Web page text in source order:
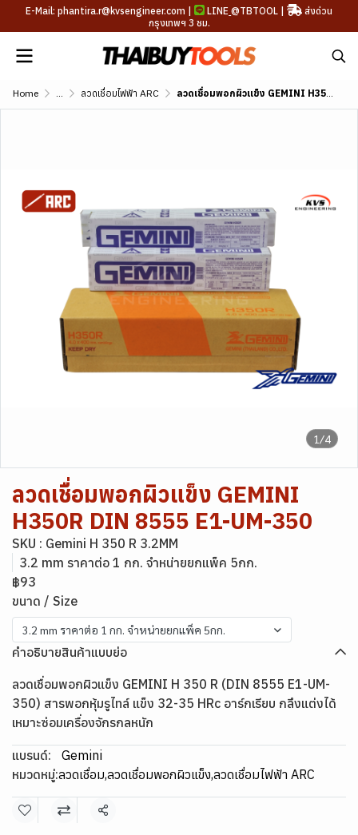
E-Mail: phantira.r@kvsengineer.com | LINE @TBTOOL |
ส่งด่วน
กรุงเทพฯ 3 ชม.
Home ... ลวดเชื่อมไฟฟ้า ARC ลวดเชื่อมพอกผิวแข็ง GEMINI H350R DIN 8555 E1-UM-350
1/4
ลวดเชื่อมพอกผิวแข็ง GEMINI
H350R DIN 8555 E1-UM-350
SKU : Gemini H 350 R 3.2MM
3.2 mm ราคาต่อ 1 กก. จำหน่ายยกแพ็ค 5กก.
฿93
ขนาด / Size
3.2 mm ราคาต่อ 1 กก. จำหน่ายยกแพ็ค 5กก.
คำอธิบายสินค้าแบบย่อ
ลวดเชื่อมพอกผิวแข็ง GEMINI H 350 R (DIN 8555 E1-UM-
350) สารพอกหุ้มรูไทล์ แข็ง 32-35 HRc อาร์กเรียบ กลึงแต่งได้
เหมาะซ่อมเครื่องจักรกลหนัก
แบรนด์:
Gemini
หมวดหมู่:ลวดเชื่อม,ลวดเชื่อมพอกผิวแข็ง,ลวดเชื่อมไฟฟ้า ARC
แชร์